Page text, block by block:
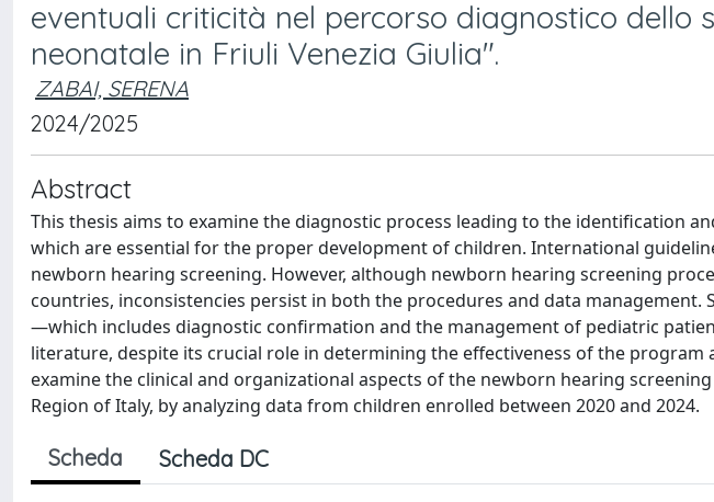
eventuali criticità nel percorso diagnostico dello
neonatale in Friuli Venezia Giulia".
ZABAI, SERENA
2024/2025
Abstract
This thesis aims to examine the diagnostic process leading to the identification
which are essential for the proper development of children. International
newborn hearing screening. However, although newborn hearing screening
countries, inconsistencies persist in both the procedures and data management.
—which includes diagnostic confirmation and the management of pediatric
literature, despite its crucial role in determining the effectiveness of the program
examine the clinical and organizational aspects of the newborn hearing
Region of Italy, by analyzing data from children enrolled between 2020 and 2024.
Scheda Scheda DC